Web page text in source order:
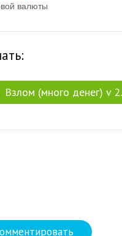
валюты
Взлом (много денег) v